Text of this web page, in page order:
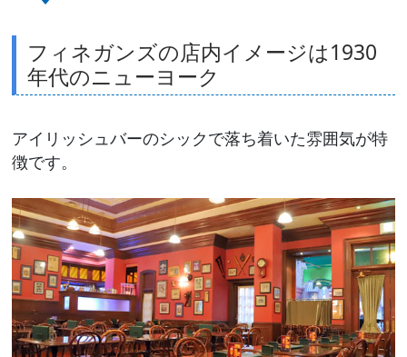
フィネガンズの店内イメージは1930
年代のニューヨーク
アイリッシュバーのシックで落ち着いた雰囲気が特
徴です。